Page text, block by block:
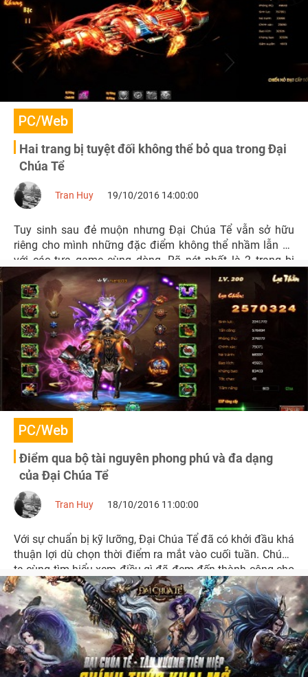
PC/Web
Hai trang bị tuyệt đối không thể bỏ qua trong Đại
Chúa Tể
Tran Huy 19/10/2016 14:00:00
Tuy sinh sau đẻ muộn nhưng Đại Chúa Tể vẫn sở hữu
riêng cho mình những đặc điểm không thể nhầm lẫn so
với các tựa game cùng dòng. Rõ nét nhất là 2 trang bị
hoàn toàn mới Kỵ Chiến và Chiến Nỏ.
PC/Web
Điểm qua bộ tài nguyên phong phú và đa dạng
của Đại Chúa Tể
Tran Huy 18/10/2016 11:00:00
Với sự chuẩn bị kỹ lưỡng, Đại Chúa Tể đã có khởi đầu khá
thuận lợi dù chọn thời điểm ra mắt vào cuối tuần. Chúng
ta cùng tìm hiểu xem điều gì đã đem đến thành công cho
vị Tân Vương này.